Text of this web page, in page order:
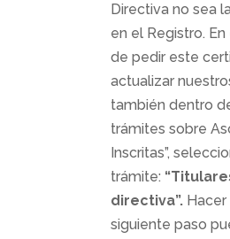
Directiva no sea
en el Registro.
de pedir este
actualizar
también dentro
trámites sobre
Inscritas”,
trámite:
directiva”.
siguiente paso